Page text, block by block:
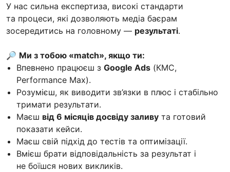
У нас сильна експертиза, високі стандарти
та процеси, які дозволяють медіа баєрам
зосередитись на головному — результаті.
🔎 Ми з тобою «match», якщо ти:
Впевнено працюєш з Google Ads (КМС,
Performance Max).
Розумієш, як виводити зв’язки в плюс і стабільно
тримати результати.
Маєш від 6 місяців досвіду заливу та готовий
показати кейси.
Маєш свій підхід до тестів та оптимізації.
Вмієш брати відповідальність за результат і
не боїшся нових викликів.